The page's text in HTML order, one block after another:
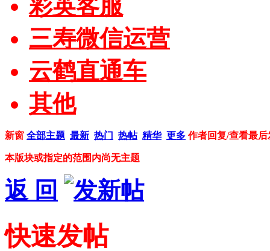
彩英客服
三寿微信运营
云鹤直通车
其他
新窗 全部主题 最新 热门 热帖 精华 更多 作者回复/查看最后
本版块或指定的范围内尚无主题
返 回
快速发帖